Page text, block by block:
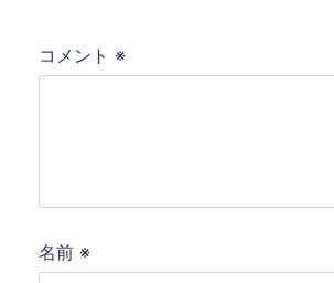
コメント ※
名前 ※